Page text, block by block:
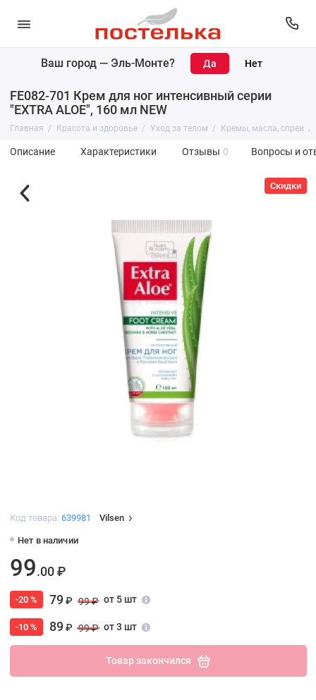
Ваш город — Эль-Монте?
FE082-701 Крем для ног интенсивный серии
"EXTRA ALOE", 160 мл NEW
Главная Красота и здоровье Уход за телом Кремы, масла, спреи
Описание Характеристики Отзывы 0 Вопросы и
Скидки
Код товара: 639981 Vilsen
Нет в наличии
99.00 ₽
-20 % 79₽ 99 ₽ от 5 шт
-10 % 89₽ 99 ₽ от 3 шт
Товар закончился